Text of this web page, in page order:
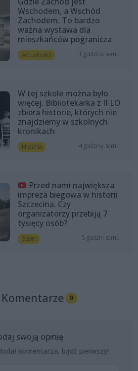
Wschodem, a Wschód
Zachodem. To bardzo
ważna wystawa dla
mieszkańców pogranicza
Aktualności 1 godzina temu
W tej szkole można było
więcej. Bibliotekarka z II LO
zbiera historie, których nie
znajdziemy w szkolnych
kronikach
Historia 4 godziny temu
Przed nami największa
impreza biegowa w historii
Szczecina. Czy
organizatorzy przebiją 7
tysięcy osób?
Sport 5 godzin temu
Komentarze 0
swoją opinię
komentarza, bądź pierwszy!